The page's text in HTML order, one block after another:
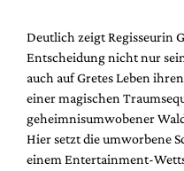
Deutlich zeigt Regisseurin
Entscheidung nicht nur
auch auf Gretes Leben
einer magischen
geheimnisumwobener
Hier setzt die umworbene
einem Entertainment-